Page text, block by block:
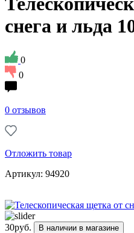
снега и льда
0
0
0 отзывов
Отложить товар
Артикул: 94920
30руб.
В наличии в магазине